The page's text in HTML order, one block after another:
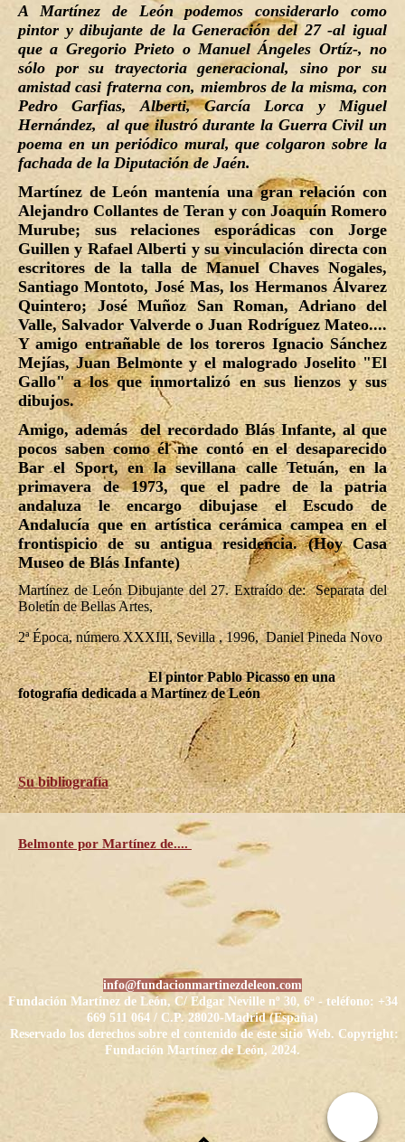
A Martínez de León podemos considerarlo como
pintor y dibujante de la Generación del 27 -al igual
que a Gregorio Prieto o Manuel Ángeles Ortíz-, no
sólo por su trayectoria generacional, sino por su
amistad casi fraterna con, miembros de la misma, con
Pedro Garfias, Alberti, García Lorca y Miguel
Hernández, al que ilustró durante la Guerra Civil un
poema en un periódico mural, que colgaron sobre la
fachada de la Diputación de Jaén.
Martínez de León mantenía una gran relación con
Alejandro Collantes de Teran y con Joaquín Romero
Murube; sus relaciones esporádicas con Jorge
Guillen y Rafael Alberti y su vinculación directa con
escritores de la talla de Manuel Chaves Nogales,
Santiago Montoto, José Mas, los Hermanos Álvarez
Quintero; José Muñoz San Roman, Adriano del
Valle, Salvador Valverde o Juan Rodríguez Mateo....
Y amigo entrañable de los toreros Ignacio Sánchez
Mejías, Juan Belmonte y el malogrado Joselito "El
Gallo" a los que inmortalizó en sus lienzos y sus
dibujos.
Amigo, además del recordado Blás Infante, al que
pocos saben como él me contó en el desaparecido
Bar el Sport, en la sevillana calle Tetuán, en la
primavera de 1973, que el padre de la patria
andaluza le encargo dibujase el Escudo de
Andalucía que en artística cerámica campea en el
frontispicio de su antigua residencia. (Hoy Casa
Museo de Blás Infante)
Martínez de León Dibujante del 27. Extraído de: Separata del
Boletín de Bellas Artes,
2ª Época, número XXXIII, Sevilla , 1996, Daniel Pineda Novo
El pintor Pablo Picasso en una
fotografía dedicada a Martínez de León
Su bibliografía
Belmonte por Martínez de....
info@fundacionmartinezdeleon.com
Fundación Martínez de León, C/ Edgar Neville nº 30, 6º - teléfono: +34
669 511 064 / C.P.28020-Madrid (España)
Reservado los derechos sobre el contenido de este sitio Web. Copyright:
Fundación Martínez de León, 2024.